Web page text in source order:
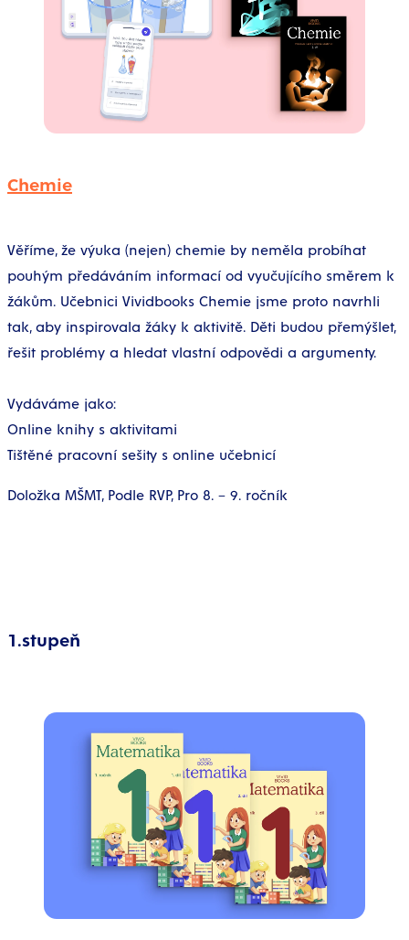
Chemie
Věříme, že výuka (nejen) chemie by neměla probíhat
pouhým předáváním informací od vyučujícího směrem k
žákům. Učebnici Vividbooks Chemie jsme proto navrhli
tak, aby inspirovala žáky k aktivitě. Děti budou přemýšlet,
řešit problémy a hledat vlastní odpovědi a argumenty.
Vydáváme jako:
Online knihy s aktivitami
Tištěné pracovní sešity s online učebnicí
Doložka MŠMT, Podle RVP, Pro 8. – 9. ročník
1.stupeň